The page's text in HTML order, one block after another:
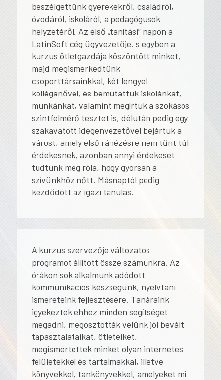
beszélgettünk gyerekekről, családról,
óvodáról, iskoláról, a pedagógusok
helyzetéről. Az első „tanítási” napon a
LatinSoft cég ügyvezetője, s egyben a
kurzus ötletgazdája köszöntött minket,
majd megismerkedtünk
csoporttársainkkal, két lengyel
kolléganővel, és bemutattuk iskolánkat,
munkánkat, valamint megírtuk a szokásos
szintfelmérő tesztet is, délután pedig egy
szakavatott idegenvezetővel bejártuk a
várost, amely első ránézésre nem tűnt túl
érdekesnek, azonban annyi érdekeset
tudtunk meg róla, hogy gyorsan a
szívünkhöz nőtt. Másnaptól pedig
kezdődött az igazi tanulás.
A kurzus szervezője változatos
programot állított össze számunkra. Az
órákon sok alkalmunk adódott
kommunikációs készségünk, nyelvtani
ismereteink fejlesztésére. Tanáraink
igyekeztek ehhez minden segítséget
megadni, megosztották velünk jól bevált
tapasztalataikat, ötleteiket,
megismertettek minket olyan internetes
felületekkel és tartalmakkal, illetve
könyvekkel, tankönyvekkel, amelyeket mi